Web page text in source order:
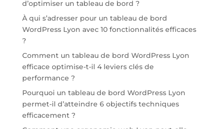
d’optimiser un tableau de bord ?
À qui s’adresser pour un tableau de bord
WordPress Lyon avec 10 fonctionnalités efficaces
?
Comment un tableau de bord WordPress Lyon
efficace optimise-t-il 4 leviers clés de
performance ?
Pourquoi un tableau de bord WordPress Lyon
permet-il d’atteindre 6 objectifs techniques
efficacement ?